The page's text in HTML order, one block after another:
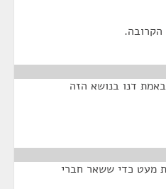
הקרובה.
דנו בנושא הזה
מעט כדי ששאר חברי